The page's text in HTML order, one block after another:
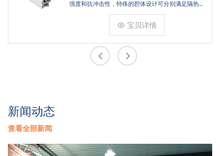
强度和抗冲击性，特殊的腔体设计可分别满足隔热
和刚性的要求。
宝贝详情
新闻动态
查看全部新闻